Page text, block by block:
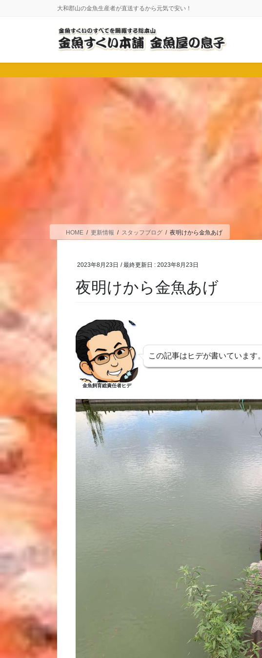
に
移
ョ
ン
大和郡山の金魚生産者が直送するから元気で安い！
HOME 更新情報 スタッフブログ 夜明けから金魚あげ
2023年8月23日 / 最終更新日 :2023年8月23日
夜明けから金魚あげ
金魚飼育総責任者ヒデ
この記事はヒデが書いています。